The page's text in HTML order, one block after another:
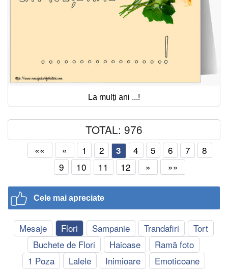
La mulți ani ...!
TOTAL: 976
«« « 1 2 3 4 5 6 7
8
9
10 11 12 » »»
Cele mai apreciate
Mesaje Flori Sampanie Trandafiri
Tort
Buchete de Flori
Haioase
Ramă foto
1 Poza
Lalele Inimioare
Emoticoane